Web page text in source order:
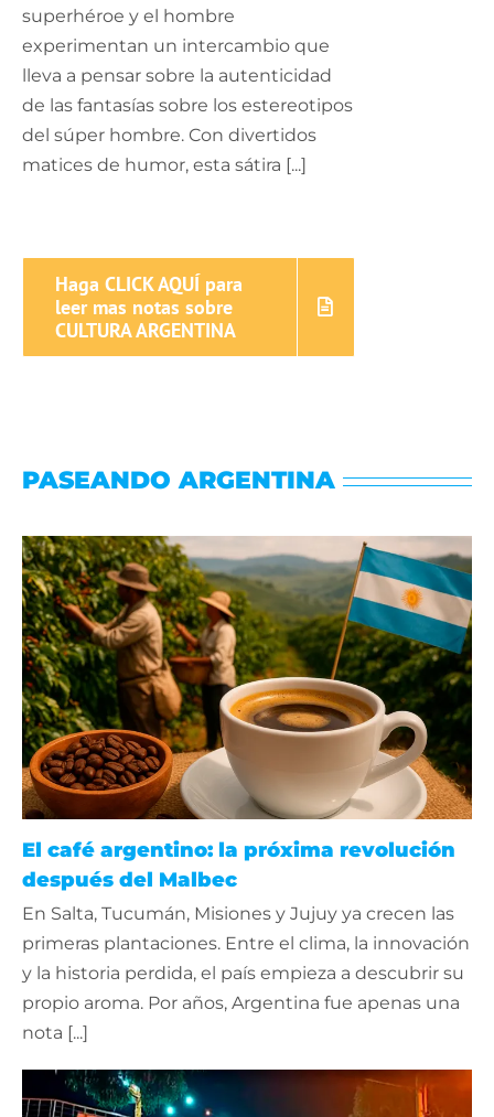
superhéroe y el hombre
experimentan un intercambio que
lleva a pensar sobre la autenticidad
de las fantasías sobre los estereotipos
del súper hombre. Con divertidos
matices de humor, esta sátira [...]
Haga CLICK AQUÍ para
leer mas notas sobre
CULTURA ARGENTINA
PASEANDO ARGENTINA
El café argentino: la próxima revolución
después del Malbec
En Salta, Tucumán, Misiones y Jujuy ya crecen las
primeras plantaciones. Entre el clima, la innovación
y la historia perdida, el país empieza a descubrir su
propio aroma. Por años, Argentina fue apenas una
nota [...]